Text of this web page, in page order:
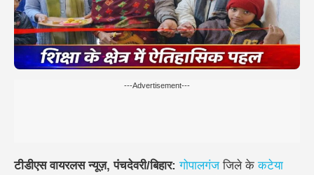
---Advertisement---
टीडीएस वायरलस न्यूज़, पंचदेवरी/बिहार:गोपालगंजजिले केकटेया